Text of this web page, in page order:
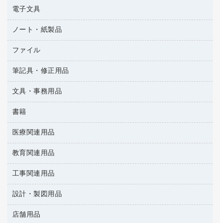
ハンドソープ・石鹸
トイレ用品
トイレ用洗剤
ティッシュペーパー
ダストボックス
タオル・アメニティ用品
スリッパ・サンダル・シューズ
スポーツ・レジャー用品
ゴミ袋
キッチン用品
タイムレコーダー
シュレッダ
ＯＨＰ用品
乾電池・充電池
フィルム・カメラ用品
デスクライト
アルバム
懐中電灯・ライト
掃除機・クリーナー
空調・季節家電
その他電化製品
キッチン・調理家電
ＯＡタップ／延長コード
電子文具
電卓
ラベルテープ
その他電子文具
ノート・紙製品
封筒
粘着メモ
伝票
典礼用品
帳簿
額縁
各種用紙
ルーズリーフ
ファイル
名刺整理用品
板目表紙・綴込表紙
背幅が伸びるファイル
統一伝票用ファイル
収納保存用品
レターファイル
リングファイル
プレゼン用ファイル
筆記具・修正用品
万年筆
筆ペン
消しゴム
修正液・修正ペン
修正テープ
鉛筆
マーキングペン（油性）
マーキングペン（水性）
文具・事務用品
輪ゴム
両面テープ
名札
保管・整理用品
壁面／足元収納
備品／小物ケース
透明テープ 事務用
書籍
雑誌
パソコンソフト
医療関連用品
保健用品
使い捨て手袋
感染症対策用品
介護用品
医療関連用品
教育関連用品
教育関連用品
工事関連用品
工事関連用品
屋外用品
設計・製図用品
設計・製図用品
店舗用品